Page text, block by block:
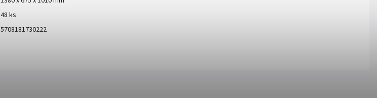
48 ks
5708181730222